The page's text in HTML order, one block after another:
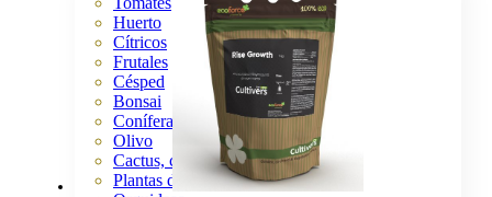
Huerto
Cítricos
Frutales
Césped
Bonsai
Coníferas y setos
Olivo
Cactus, crasas y suculentas
Plantas de interior